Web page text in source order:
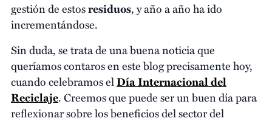
gestión de estosresiduos, y año a año ha ido
incrementándose.
Sin duda, se trata de una buena noticia que
queríamos contaros en este blog precisamente hoy,
cuando celebramos elDía Internacional del
Reciclaje. Creemos que puede ser un buen día para
reflexionar sobre los beneficios del sector del